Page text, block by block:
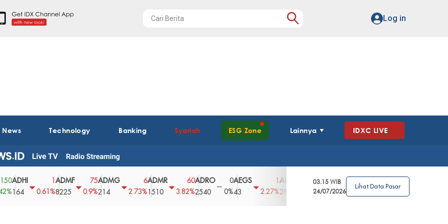
Log in
Technology Banking Syariah ESG Zone Lainnya IDXC LIVE
0.61%
ADMF
8225
75
0.9%
ADMG
214
2.73%
ADMR
1510
60
3.82%
ADRO
2540
0
0%
AEGS
2.27% 2850
3.39%
AGRO
148
4
2.63%
0%
03.15 WIB
24/07/2026
Lihat Data Pasar